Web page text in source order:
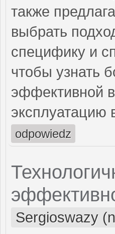
также
выбрать
специфику и
чтобы узнать
эффективной
эксплуатацию
odpowiedz
Sergioswazy